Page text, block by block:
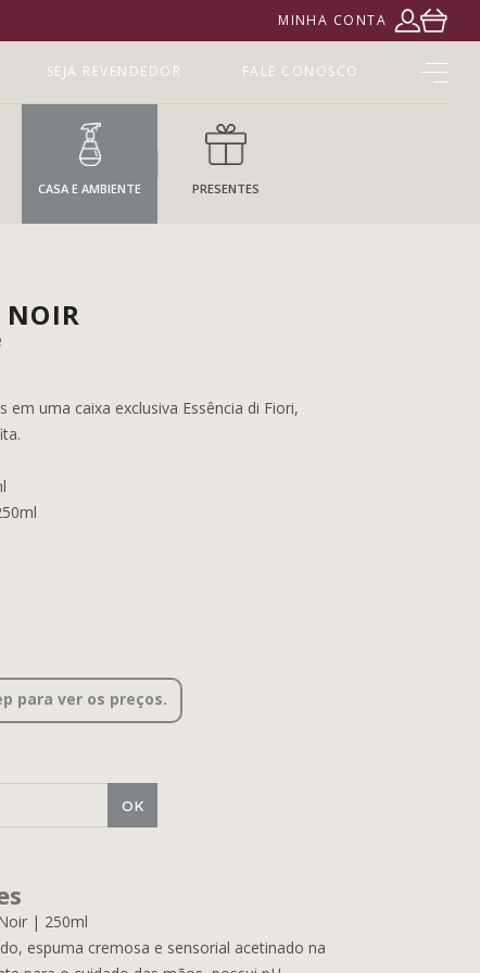
MINHA CONTA
SEJA REVENDEDOR FALE CONOSCO
CASA E AMBIENTE PRESENTES
NOIR
em uma caixa exclusiva Essência di Fiori,
para ver os preços.
| 250ml
espuma cremosa e sensorial acetinado na